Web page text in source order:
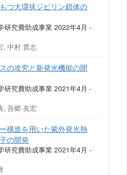
つ大環状ジピリン錯体の
研究費助成事業 2022年4月 -
, 中村 貴志
の攻究と新発光機能の開
研究費助成事業 2021年4月 -
, 吾郷 友宏
構造を用いた紫外発光熱
の開発
研究費助成事業 2021年4月 -